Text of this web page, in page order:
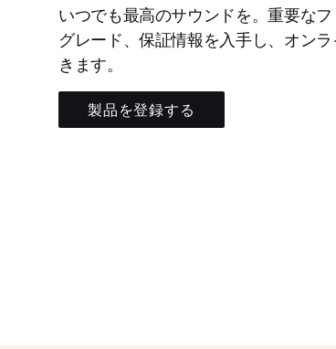
いつでも最高のサウンドを。重要な
グレード、保証情報を入手し、オン
きます。
製品を登録する